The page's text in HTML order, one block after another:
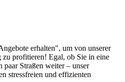
erhalten", um von unserer
zu profitieren! Egal, ob Sie in eine
paar Straßen weiter – unser
stressfreien und effizienten